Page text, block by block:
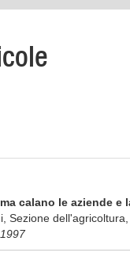
calano le aziende e
Sezione